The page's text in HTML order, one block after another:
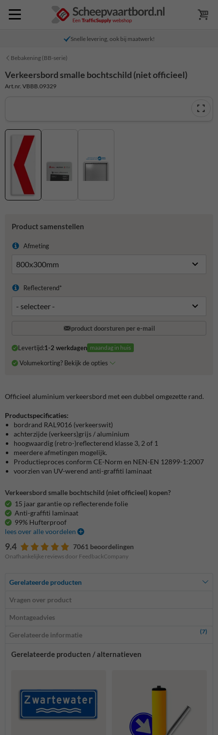
Snelle levering, ook bij maatwerk!
Bebakening (BB-serie)
Verkeersbord smalle bochtschild (niet officieel)
Art.nr. VBBB.09329
Product samenstellen
Afmeting
Reflecterend*
product doorsturen per e-mail
Levertijd:1-2 werkdagen maandag in huis
Volumekorting? Bekijk de opties
Officieel aluminium verkeersbord met een dubbel omgezette rand.
Productspecificaties:
bordrand RAL9016 (verkeerswit)
achterzijde (verkeers)grijs / aluminium
hoogwaardig (retro-)reflecterend klasse 3, 2 of 1
meerdere afmetingen mogelijk.
Productieproces conform CE-Norm en NEN-EN 12899-1:2007
voorzien van UV-werend anti-graffiti laminaat
Verkeersbord smalle bochtschild (niet officieel) kopen?
15 jaar garantie op reflecterende folie
Anti-graffiti laminaat
99% Hufterproof
lees over alle voordelen
9.4 7061 beoordelingen
Onafhankelijke reviews door FeedbackCompany
Gerelateerde producten
Vragen over product
Montageadvies
Gerelateerde informatie (7)
Gerelateerde producten / alternatieven